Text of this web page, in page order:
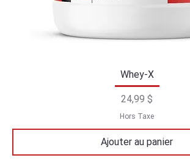
Whey-X
Prix
24,99 $
Hors Taxe
Ajouter au panier